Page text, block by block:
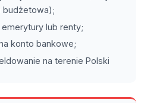
budżetowa);
lub renty;
konto bankowe;
na terenie Polski